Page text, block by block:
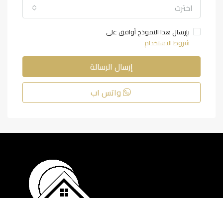
اخترت
بإرسال هذا النموذج أوافق على
شروط الاستخدام
إرسال الرسالة
واتس اب